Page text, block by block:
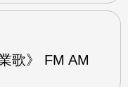
歌》 FM AM